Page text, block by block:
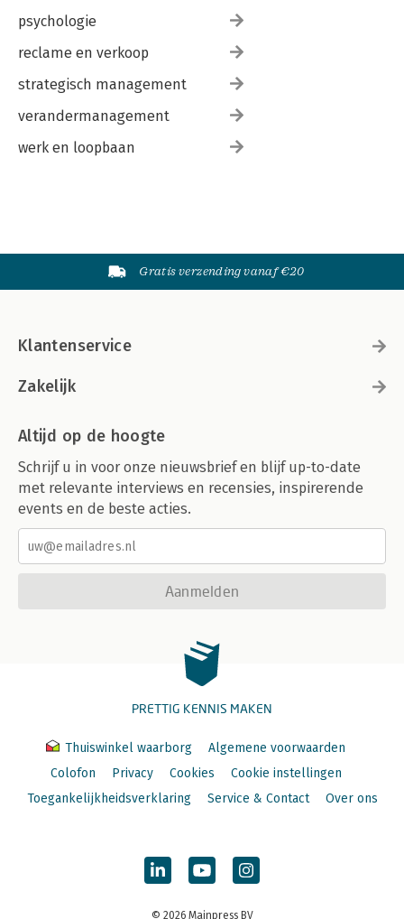
psychologie
reclame en verkoop
strategisch management
verandermanagement
werk en loopbaan
Gratis verzending vanaf €20
Klantenservice
Zakelijk
Altijd op de hoogte
Schrijf u in voor onze nieuwsbrief en blijf up-to-date
met relevante interviews en recensies, inspirerende
events en de beste acties.
Aanmelden
PRETTIG KENNIS MAKEN
Thuiswinkel waarborg
Algemene voorwaarden
Colofon
Privacy Cookies
Cookie instellingen
Toegankelijkheidsverklaring
Service & Contact Over ons
© 2026 Mainpress BV